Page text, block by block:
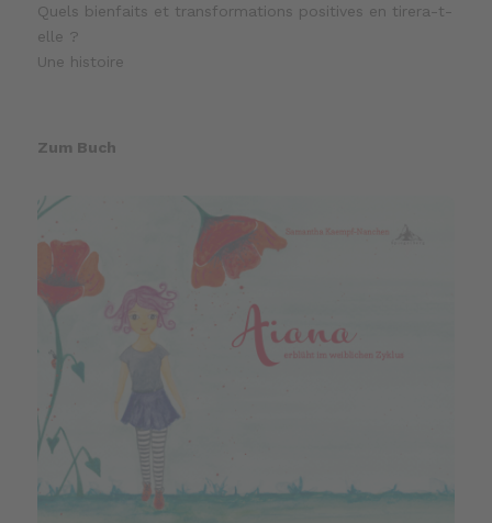
Quels bienfaits et transformations positives en tirera-t-
elle ?
Une histoire
Zum Buch